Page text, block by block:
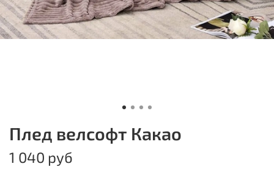
Плед велсофт Какао
1 040 руб